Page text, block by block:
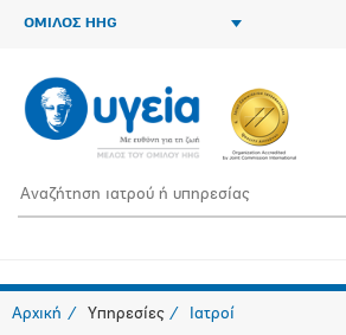
ΟΜΙΛΟΣ HHG
Αρχική Υπηρεσίες Ιατροί